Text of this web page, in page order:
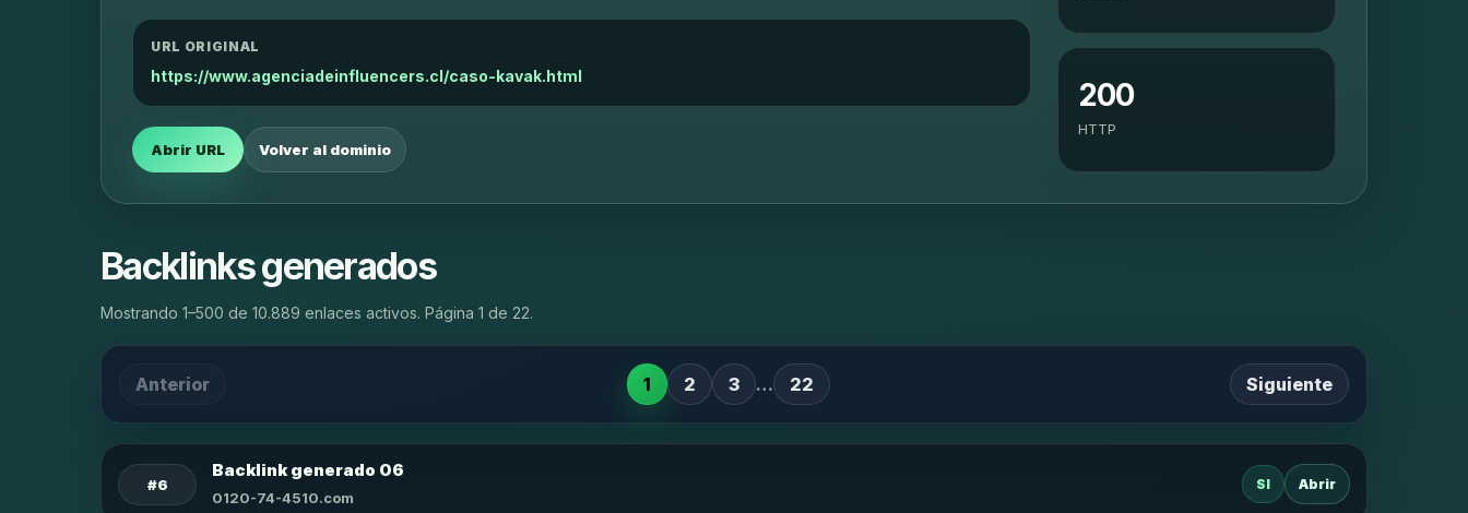
URL ORIGINAL
https://www.agenciadeinfluencers.cl/caso-kavak.html
Abrir URL Volver al dominio
200
HTTP
Backlinks generados
Mostrando 1–500 de 10.889 enlaces activos. Página 1 de 22.
Anterior 1 2 3 … 22 Siguiente
#6
Backlink generado 06
0120-74-4510.com
SI Abrir